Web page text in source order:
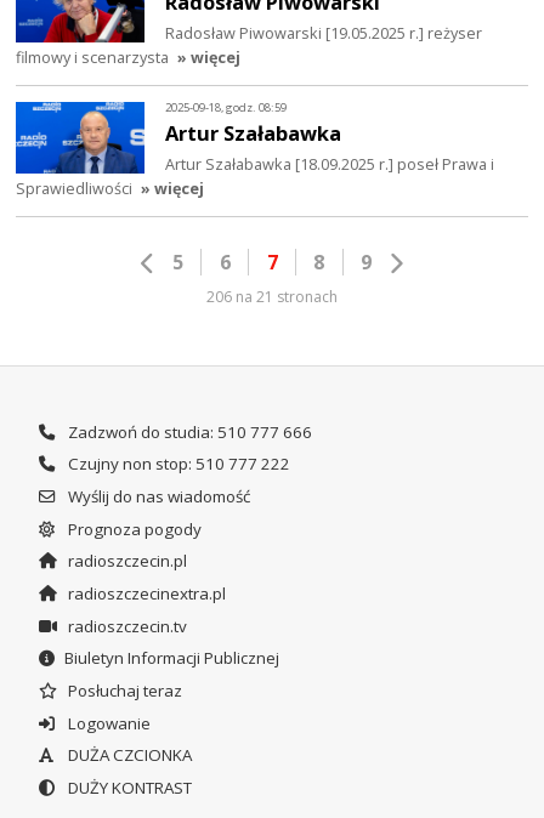
Radosław Piwowarski [19.05.2025 r.] reżyser
filmowy i scenarzysta » więcej
2025-09-18, godz. 08:59
Artur Szałabawka
Artur Szałabawka [18.09.2025 r.] poseł Prawa i
Sprawiedliwości » więcej
5 6 7 8 9
206 na 21 stronach
Zadzwoń do studia: 510 777 666
Czujny non stop: 510 777 222
Wyślij do nas wiadomość
Prognoza pogody
radioszczecin.pl
radioszczecinextra.pl
radioszczecin.tv
Biuletyn Informacji Publicznej
Posłuchaj teraz
Logowanie
DUŻA CZCIONKA
DUŻY KONTRAST